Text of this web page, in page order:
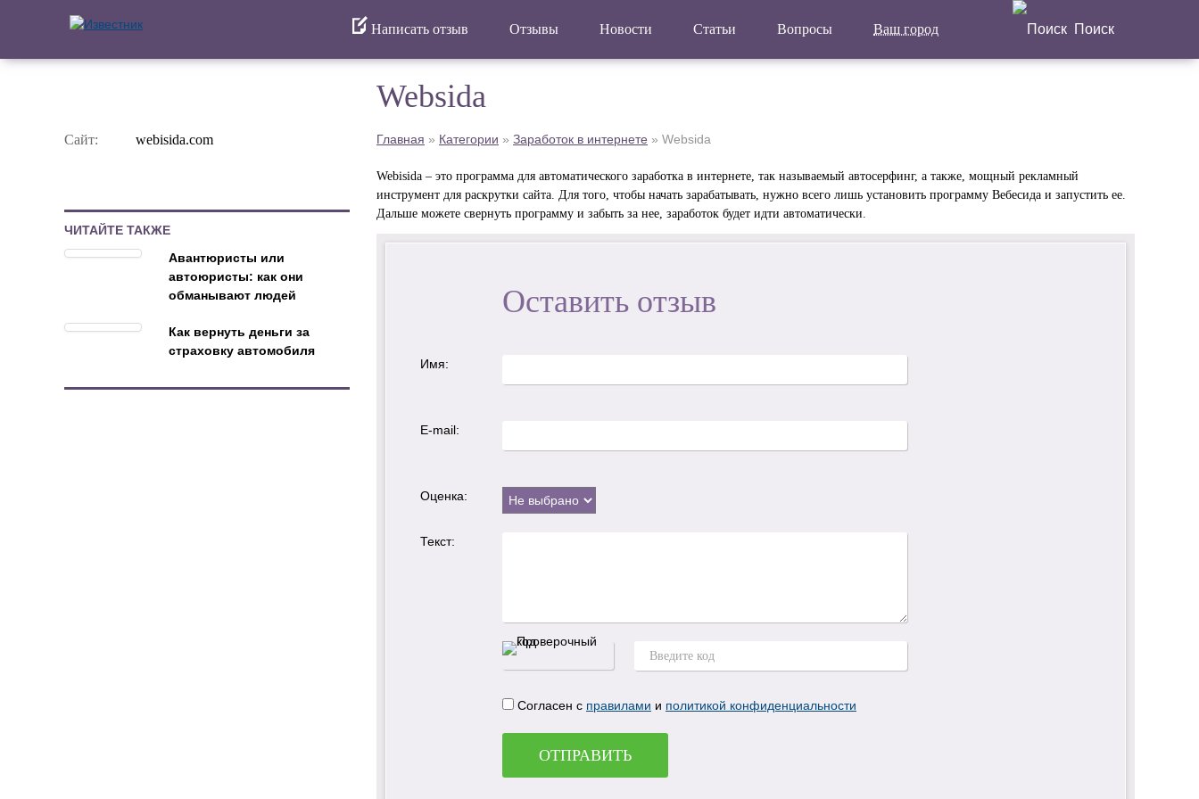
Написать отзыв Отзывы Новости Статьи Вопросы Ваш город Поиск
Сайт: webisida.com
ЧИТАЙТЕ ТАКЖЕ
Авантюристы или
автоюристы: как они
обманывают людей
Как вернуть деньги за
страховку автомобиля
Websida
Главная » Категории » Заработок в интернете » Websida
Webisida – это программа для автоматического заработка в интернете, так называемый автосерфинг, а также, мощный рекламный
инструмент для раскрутки сайта. Для того, чтобы начать зарабатывать, нужно всего лишь установить программу Вебесида и запустить ее.
Дальше можете свернуть программу и забыть за нее, заработок будет идти автоматически.
Оставить отзыв
Имя:
E-mail:
Оценка:
Текст:
Согласен с правилами и политикой конфиденциальности
ОТПРАВИТЬ
Написать отзыв
Статьи